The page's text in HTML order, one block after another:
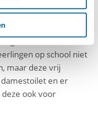
adviseren
plaats waar de
gesteld is
op school niet
maar deze vrij
en er
ook voor